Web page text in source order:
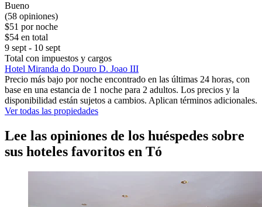
Bueno
(58 opiniones)
$51 por noche
$54 en total
9 sept - 10 sept
Total con impuestos y cargos
Hotel Miranda do Douro D. Joao III
Precio más bajo por noche encontrado en las últimas 24 horas, con
base en una estancia de 1 noche para 2 adultos. Los precios y la
disponibilidad están sujetos a cambios. Aplican términos adicionales.
Ver todas las propiedades
Lee las opiniones de los huéspedes sobre
sus hoteles favoritos en Tó